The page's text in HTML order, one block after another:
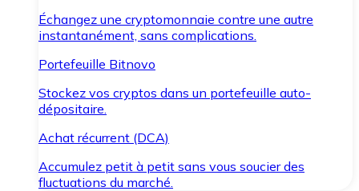
Échangez une cryptomonnaie contre une autre
instantanément, sans complications.
Portefeuille Bitnovo
Stockez vos cryptos dans un portefeuille auto-
dépositaire.
Achat récurrent (DCA)
Accumulez petit à petit sans vous soucier des
fluctuations du marché.